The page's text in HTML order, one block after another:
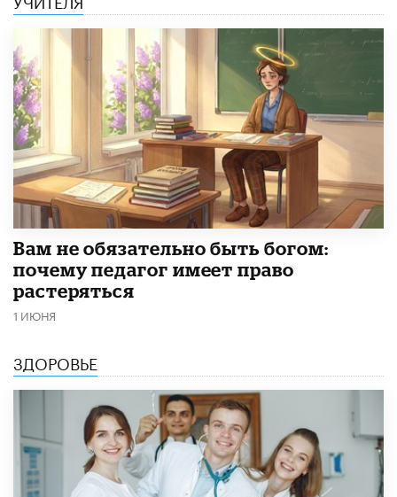
​Вам не обязательно быть богом:
почему педагог имеет право
растеряться
1 ИЮНЯ
ЗДОРОВЬЕ